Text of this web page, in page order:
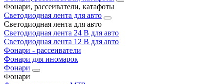
Фонари, рассеиватели, катафоты
Светодиодная лента для авто
Светодиодная лента для авто
Светодиодная лента 24 В для авто
Светодиодная лента 12 В для авто
Фонари - рассеиватели
Фонари для иномарок
Фонари
Фонари